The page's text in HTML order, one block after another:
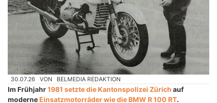
30.07.26 VON BELMEDIA REDAKTION
Im Frühjahr1981 setzte die Kantonspolizei Zürich auf
moderne Einsatzmotorräder wie die BMW R 100 RT.